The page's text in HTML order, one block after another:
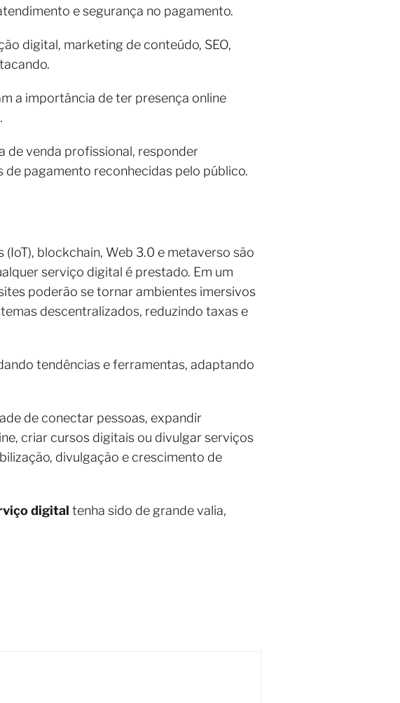
e segurança no pagamento.
digital, marketing de conteúdo, SEO,
a importância de ter presença online
de venda profissional, responder
pagamento reconhecidas pelo público.
blockchain, Web 3.0 e metaverso são
serviço digital é prestado. Em um
poderão se tornar ambientes imersivos
descentralizados, reduzindo taxas e
tendências e ferramentas, adaptando
de conectar pessoas, expandir
criar cursos digitais ou divulgar serviços
divulgação e crescimento de
digital tenha sido de grande valia,